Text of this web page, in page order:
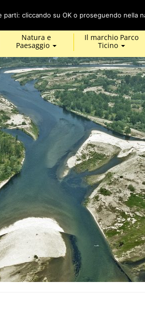
Natura e
Paesaggio
Il marchio Parco
Ticino
cliccando su OK o proseguendo nella